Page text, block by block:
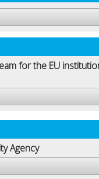
for the EU
Agency